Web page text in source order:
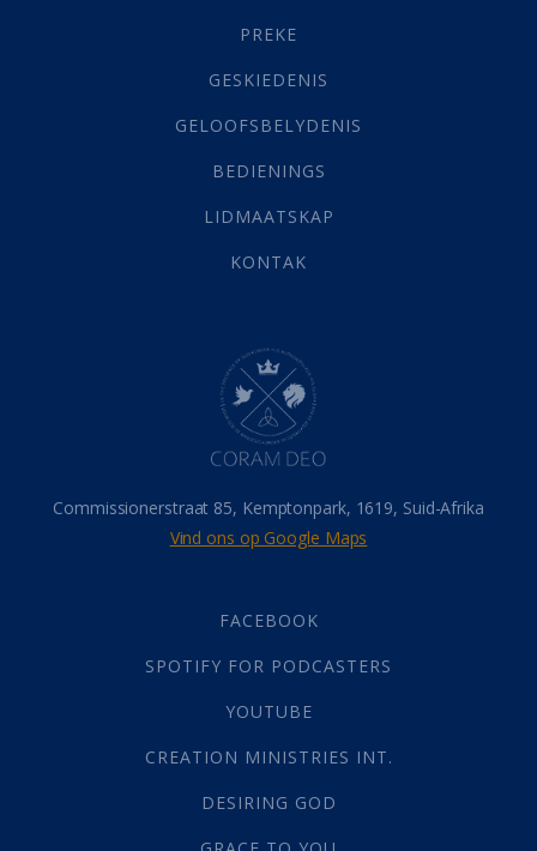
(21)
Grys Areas(4)
Lewensdoel(3)
Selfondersoek(1)
Werk(22)
(142)
Hemel (31)
Israel (14)
Millennium(1)
Oordeelsdag(19)
Verheerlikte liggaam
Wederkoms
(27)
Gebed(87)
Die Onse Vader(12)
God(392)
Afgode(23)
Almag(1)
Alomteenwoordig
PREKE
GESKIEDENIS
GELOOFSBELYDENIS
BEDIENINGS
LIDMAATSKAP
KONTAK
Commissionerstraat 85, Kemptonpark, 1619, Suid-Afrika
Vind ons op Google Maps
FACEBOOK
SPOTIFY FOR PODCASTERS
YOUTUBE
CREATION MINISTRIES INT.
DESIRING GOD